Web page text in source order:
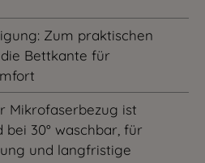
Zum praktischen
Bettkante für
Mikrofaserbezug ist
30° waschbar, für
und langfristige